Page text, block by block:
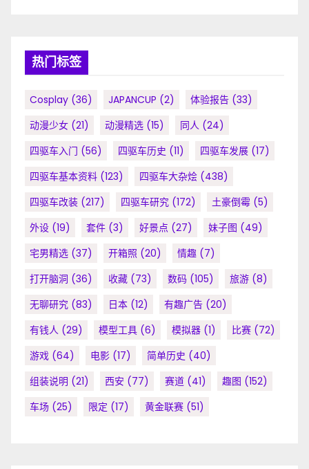
热门标签
Cosplay (36) JAPANCUP (2) 体验报告 (33)
动漫少女 (21) 动漫精选 (15) 同人 (24)
四驱车入门 (56) 四驱车历史 (11) 四驱车发展 (17)
四驱车基本资料 (123) 四驱车大杂烩 (438)
四驱车改装 (217) 四驱车研究 (172) 土豪倒霉 (5)
外设 (19) 套件 (3) 好景点 (27) 妹子图 (49)
宅男精选 (37) 开箱照 (20) 情趣 (7)
打开脑洞 (36) 收藏 (73) 数码 (105) 旅游 (8)
无聊研究 (83) 日本 (12) 有趣广告 (20)
有钱人 (29) 模型工具 (6) 模拟器 (1) 比赛 (72)
游戏 (64) 电影 (17) 简单历史 (40)
组装说明 (21) 西安 (77) 赛道 (41) 趣图 (152)
车场 (25) 限定 (17) 黄金联赛 (51)